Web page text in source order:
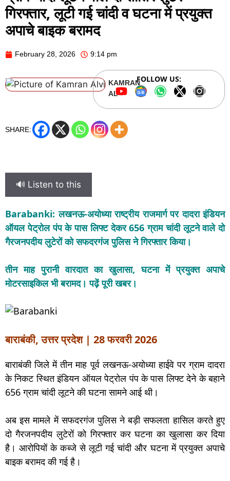
गिरफ्तार, लूटी गई चांदी व घटना में प्रयुक्त
अपाचे बाइक बरामद
February 28, 2026 9:14 pm
KAMRAN
ALVI
FOLLOW US:
SHARE:
🔊 Listen to this
Barabanki: लखनऊ-अयोध्या राष्ट्रीय राजमार्ग पर दादरा इंडियन
ऑयल पेट्रोल पंप के पास लिफ्ट देकर 656 ग्राम चांदी लूटने वाले दो
गैरजनपदीय लुटेरों को सफदरगंज पुलिस ने गिरफ्तार किया।
तीन माह पुरानी वारदात का खुलासा, घटना में प्रयुक्त अपाचे
मोटरसाइकिल भी बरामद। पढ़ें पूरी खबर।
बाराबंकी, उत्तर प्रदेश | 28 फरवरी 2026
बाराबंकी जिले में तीन माह पूर्व लखनऊ-अयोध्या हाईवे पर ग्राम दादरा
के निकट स्थित इंडियन ऑयल पेट्रोल पंप के पास लिफ्ट देने के बहाने
656 ग्राम चांदी लूटने की घटना सामने आई थी।
अब इस मामले में सफदरगंज पुलिस ने बड़ी सफलता हासिल करते हुए
दो गैरजनपदीय लुटेरों को गिरफ्तार कर घटना का खुलासा कर दिया
है। आरोपियों के कब्जे से लूटी गई चांदी और घटना में प्रयुक्त अपाचे
बाइक बरामद की गई है।